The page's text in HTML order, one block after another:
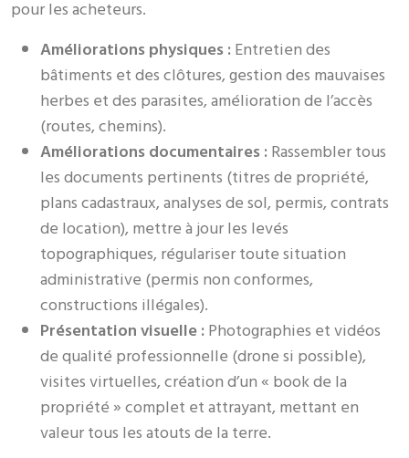
pour les acheteurs.
Améliorations physiques :Entretien des
bâtiments et des clôtures, gestion des mauvaises
herbes et des parasites, amélioration de l’accès
(routes, chemins).
Améliorations documentaires :Rassembler tous
les documents pertinents (titres de propriété,
plans cadastraux, analyses de sol, permis, contrats
de location), mettre à jour les levés
topographiques, régulariser toute situation
administrative (permis non conformes,
constructions illégales).
Présentation visuelle :Photographies et vidéos
de qualité professionnelle (drone si possible),
visites virtuelles, création d’un « book de la
propriété » complet et attrayant, mettant en
valeur tous les atouts de la terre.